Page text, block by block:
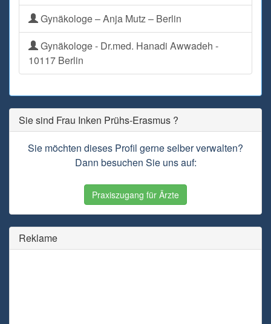
Gynäkologe – Anja Mutz – Berlin
Gynäkologe - Dr.med. Hanadi Awwadeh -
10117 Berlin
Sie sind Frau Inken Prühs-Erasmus ?
Sie möchten dieses Profil gerne selber verwalten?
Dann besuchen Sie uns auf:
Praxiszugang für Ärzte
Reklame